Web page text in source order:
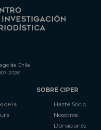
de Chile
2026
de la
SOBRE CIPER
Hazte Socio
Nosotros
Donaciones